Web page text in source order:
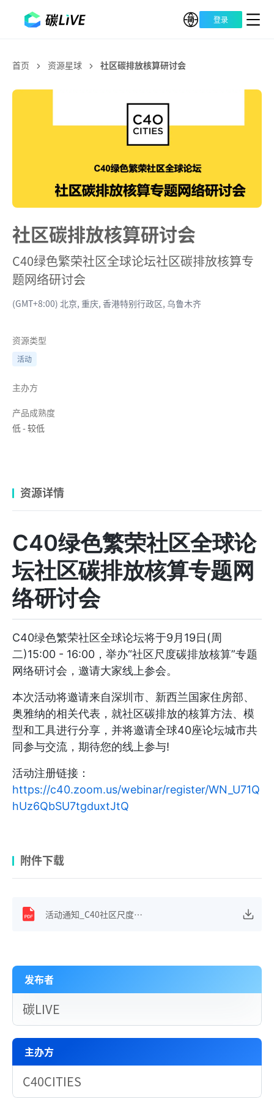
登录
首页 资源星球 社区碳排放核算研讨会
社区碳排放核算研讨会
C40绿色繁荣社区全球论坛社区碳排放核算专
题网络研讨会
(GMT+8:00) 北京, 重庆, 香港特别行政区, 乌鲁木齐
资源类型
活动
主办方
产品成熟度
低-较低
资源详情
C40绿色繁荣社区全球论
坛社区碳排放核算专题网
络研讨会
C40绿色繁荣社区全球论坛将于9月19日(周
二)15:00 - 16:00，举办“社区尺度碳排放核算”专题
网络研讨会，邀请大家线上参会。
本次活动将邀请来自深圳市、新西兰国家住房部、
奥雅纳的相关代表，就社区碳排放的核算方法、模
型和工具进行分享，并将邀请全球40座论坛城市共
同参与交流，期待您的线上参与!
活动注册链接：
https://c40.zoom.us/webinar/register/WN_U71Q
hUz6QbSU7tgduxtJtQ
附件下载
活动通知_C40社区尺度碳排放核算国际研讨会.pdf
发布者
碳LIVE
主办方
C40CITIES